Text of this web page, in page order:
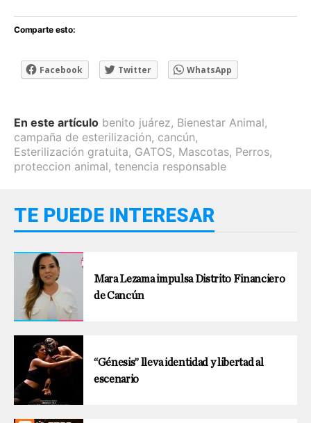
Comparte esto:
Facebook Twitter WhatsApp
En este artículo benito juárez, Bienestar Animal,
campaña de esterilización, cancún,
Esterilización gratuita, GATOS, Mascotas, Perros,
proteccion animal, tenencia responsable
TE PUEDE INTERESAR
Mara Lezama impulsa Distrito Financiero
de Cancún
“Génesis” lleva identidad y libertad al
escenario